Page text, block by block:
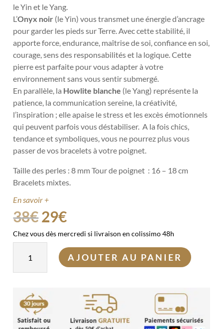
le Yin et le Yang.
L’Onyx noir (le Yin) vous transmet une énergie d’ancrage
pour garder les pieds sur Terre. Avec cette stabilité, il
apporte force, endurance, maîtrise de soi, confiance en soi,
courage, sens des responsabilités et la logique. Cette
pierre est parfaite pour vous adapter à votre
environnement sans vous sentir submergé.
En parallèle, la Howlite blanche (le Yang) représente la
patience, la communication sereine, la créativité,
l’inspiration ; elle apaise le stress et les excès émotionnels
qui peuvent parfois vous déstabiliser. A la fois chics,
tendance et symboliques, vous ne pourrez plus vous
passer de vos bracelets à votre poignet.
Taille des perles : 8 mmTour de poignet : 16 – 18 cm
Bracelets mixtes.
En savoir +
38€Le
prix
initial
était :
38€.
29€Le
prix
actuel
est :
29€.
Chez vous dès mercredi si livraison en colissimo 48h
Duo
L'élégant"
AJOUTER AU PANIER